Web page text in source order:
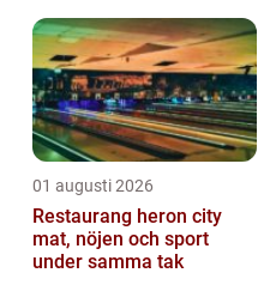
01 augusti 2026
Restaurang heron city
mat, nöjen och sport
under samma tak